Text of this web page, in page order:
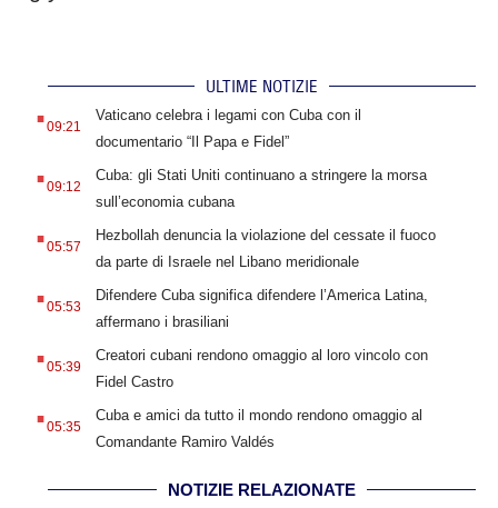
ULTIME NOTIZIE
.09:21
Vaticano celebra i legami con Cuba con il
documentario “Il Papa e Fidel”
.09:12
Cuba: gli Stati Uniti continuano a stringere la morsa
sull’economia cubana
.05:57
Hezbollah denuncia la violazione del cessate il fuoco
da parte di Israele nel Libano meridionale
.05:53
Difendere Cuba significa difendere l’America Latina,
affermano i brasiliani
.05:39
Creatori cubani rendono omaggio al loro vincolo con
Fidel Castro
.05:35
Cuba e amici da tutto il mondo rendono omaggio al
Comandante Ramiro Valdés
NOTIZIE RELAZIONATE